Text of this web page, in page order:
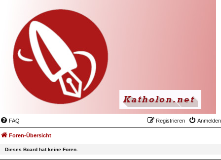
FAQ Anmelden
Registrieren
Foren-Übersicht
Dieses Board hat keine Foren.